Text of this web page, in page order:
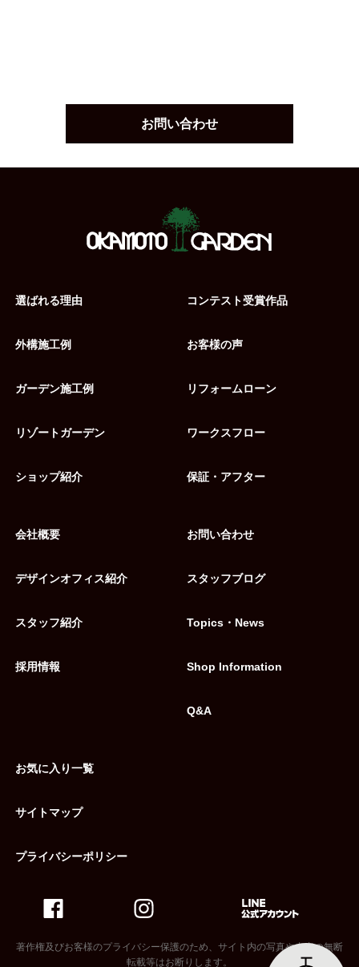
お問い合わせ
選ばれる理由
外構施工例
ガーデン施工例
リゾートガーデン
ショップ紹介
コンテスト受賞作品
お客様の声
リフォームローン
ワークスフロー
保証・アフター
会社概要
デザインオフィス紹介
スタッフ紹介
採用情報
お問い合わせ
スタッフブログ
Topics・News
Shop Information
Q&A
お気に入り一覧
サイトマップ
プライバシーポリシー
著作権及びお客様のプライバシー保護のため、サイト内の写真や内容の無断
転載等はお断りします。